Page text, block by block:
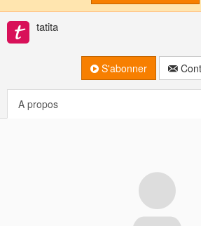
tatita
S'abonner
A propos